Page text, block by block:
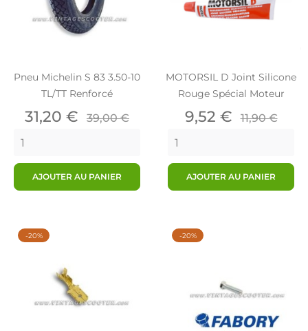
Pneu Michelin S 83 3.50-10
TL/TT Renforcé
Prix
31,20 € Prix
39,00 €
AJOUTER AU PANIER
MOTORSIL D Joint Silicone
Rouge Spécial Moteur
Prix
9,52 € Prix
11,90 €
AJOUTER AU PANIER
-20% -20%